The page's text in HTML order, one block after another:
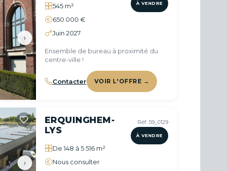
›
À VENDRE
545 m²
650 000 €
Juin 2027
Ensemble de bureau à proximité du
centre-ville !
Contacter VOIR L'OFFRE →
›
Réf. 59_0129
À VENDRE
ERQUINGHEM-
LYS
De 148 à 5 516 m²
Nous consulter